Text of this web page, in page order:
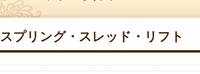
スプリング・スレッド・リフト